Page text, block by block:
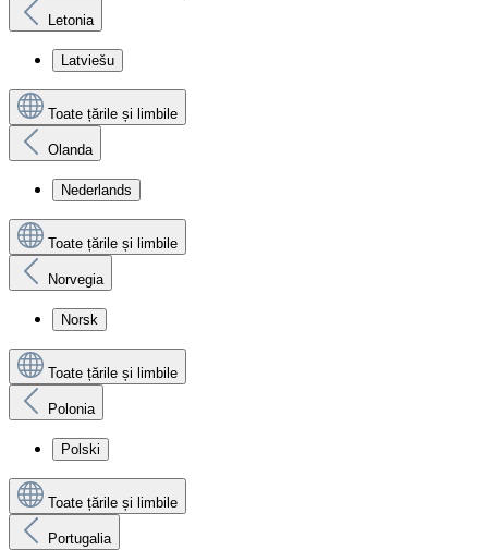
Letonia
Latviešu
Toate țările și limbile
Olanda
Nederlands
Toate țările și limbile
Norvegia
Norsk
Toate țările și limbile
Polonia
Polski
Toate țările și limbile
Portugalia